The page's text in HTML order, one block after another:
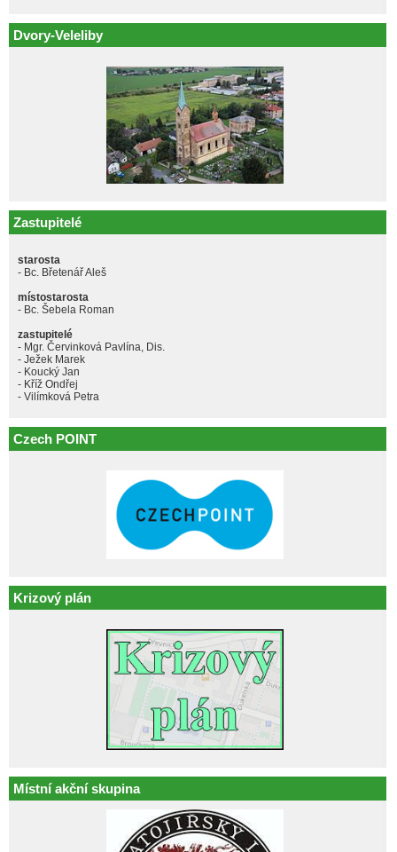
Dvory-Veleliby
Zastupitelé
starosta
- Bc. Břetenář Aleš
místostarosta
- Bc. Šebela Roman
zastupitelé
- Mgr. Červinková Pavlína, Dis.
- Ježek Marek
- Koucký Jan
- Kříž Ondřej
- Vilímková Petra
Czech POINT
Krizový plán
Místní akční skupina